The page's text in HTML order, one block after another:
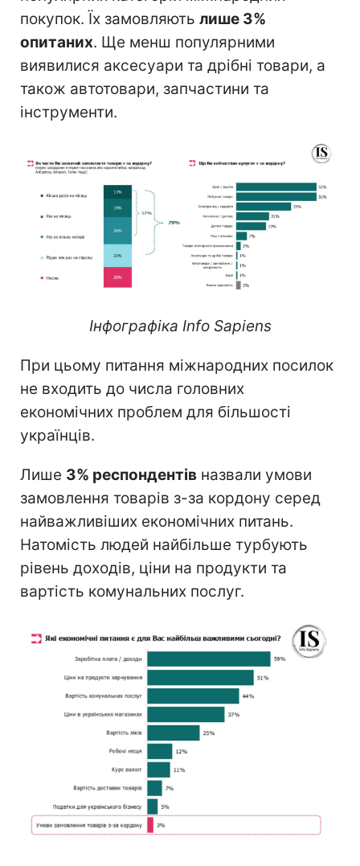
покупок. Їх замовляють лише 3%
опитаних. Ще менш популярними
виявилися аксесуари та дрібні товари, а
також автотовари, запчастини та
інструменти.
Інфографіка Info Sapiens
При цьому питання міжнародних посилок
не входить до числа головних
економічних проблем для більшості
українців.
Лише 3% респондентів назвали умови
замовлення товарів з-за кордону серед
найважливіших економічних питань.
Натомість людей найбільше турбують
рівень доходів, ціни на продукти та
вартість комунальних послуг.